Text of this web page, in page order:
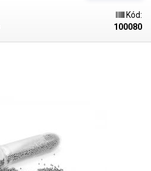
Kód:
100080